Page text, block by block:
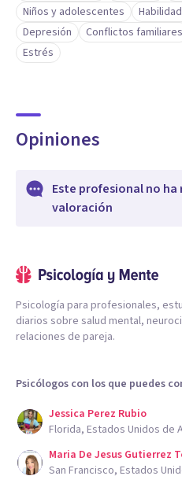
Niños y adolescentes
Depresión
Conflictos familiares
Estrés
Opiniones
Este profesional no
valoración
Psicología para profesionales,
diarios sobre salud mental,
relaciones de pareja.
Psicólogos con los que puedes
Jessica Perez Rubio
Florida, Estados Unidos de
Maria De Jesus Gutierrez
San Francisco, Estados